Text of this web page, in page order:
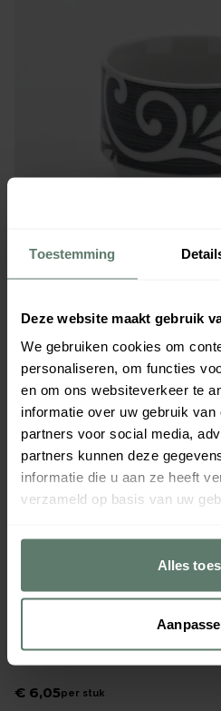
Toestemming
Deze website maakt gebruik
We gebruiken cookies om
personaliseren, om functies
en om ons websiteverkeer te
informatie over uw gebruik
partners voor social media,
partners kunnen deze
informatie die u aan ze heeft
verzameld op basis van uw
Alles
€ 6,05per stuk